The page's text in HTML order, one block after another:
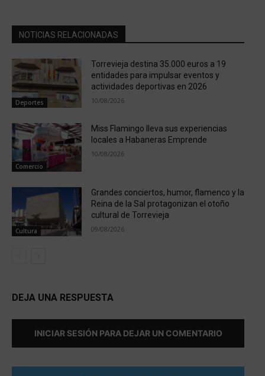
NOTICIAS RELACIONADAS
Deportes
Torrevieja destina 35.000 euros a 19
entidades para impulsar eventos y
actividades deportivas en 2026
10/08/2026
Comercio
Miss Flamingo lleva sus experiencias
locales a Habaneras Emprende
10/08/2026
Cultura
Grandes conciertos, humor, flamenco y la
Reina de la Sal protagonizan el otoño
cultural de Torrevieja
09/08/2026
DEJA UNA RESPUESTA
INICIAR SESIÓN PARA DEJAR UN COMENTARIO